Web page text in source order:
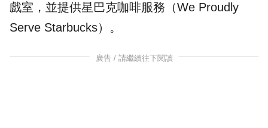
戲室，並提供星巴克咖啡服務（We Proudly
Serve Starbucks）。
廣告 / 請繼續往下閱讀